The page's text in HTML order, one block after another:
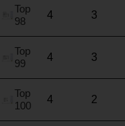
Top
98
4 3
Top
99
4 3
Top
100
4 2